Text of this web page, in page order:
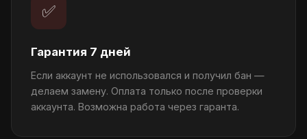
✅
Гарантия 7 дней
Если аккаунт не использовался и получил бан —
делаем замену. Оплата только после проверки
аккаунта. Возможна работа через гаранта.